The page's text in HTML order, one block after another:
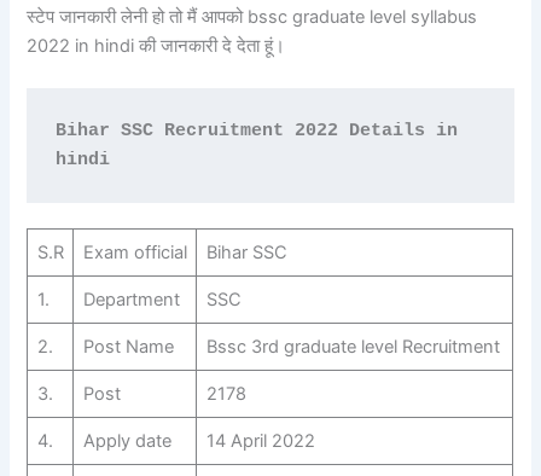
स्टेप जानकारी लेनी हो तो मैं आपको bssc graduate level syllabus
2022 in hindi की जानकारी दे देता हूं।
Bihar SSC Recruitment 2022 Details in
hindi
S.R Exam official Bihar SSC
1. Department SSC
2. Post Name Bssc 3rd graduate level Recruitment
3. Post 2178
4. Apply date 14 April 2022